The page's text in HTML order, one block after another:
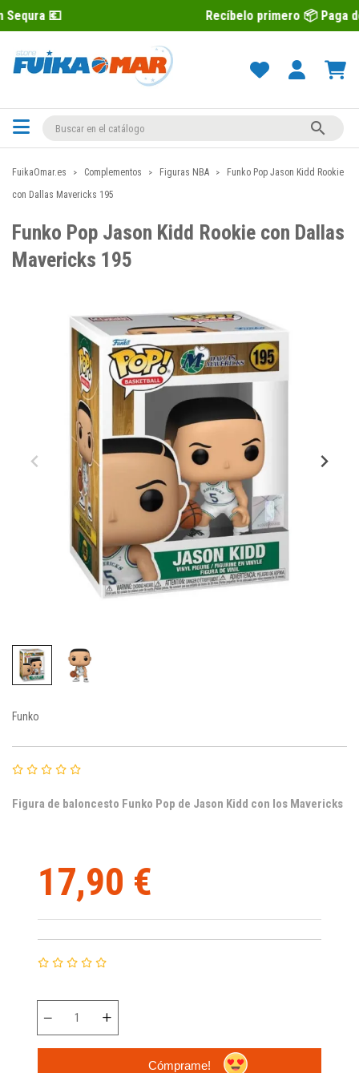
Recíbelo primero 📦 Paga después con

FuikaOmar.es Complementos Figuras NBA
Funko Pop Jason Kidd Rookie
con Dallas Mavericks 195
Funko Pop Jason Kidd Rookie con Dallas
Mavericks 195
Funko
Figura de baloncesto Funko Pop de Jason Kidd con los Mavericks
17,90 €
Cómprame!